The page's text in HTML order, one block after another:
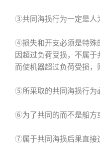
③共同海损行为一定是人
④损失和开支必须是特殊
因超过负荷受损，不属
而使机器超过负荷受损，
⑤所采取的共同海损行为
⑥为了共同的而不是船方
⑦属于共同海损后果直接